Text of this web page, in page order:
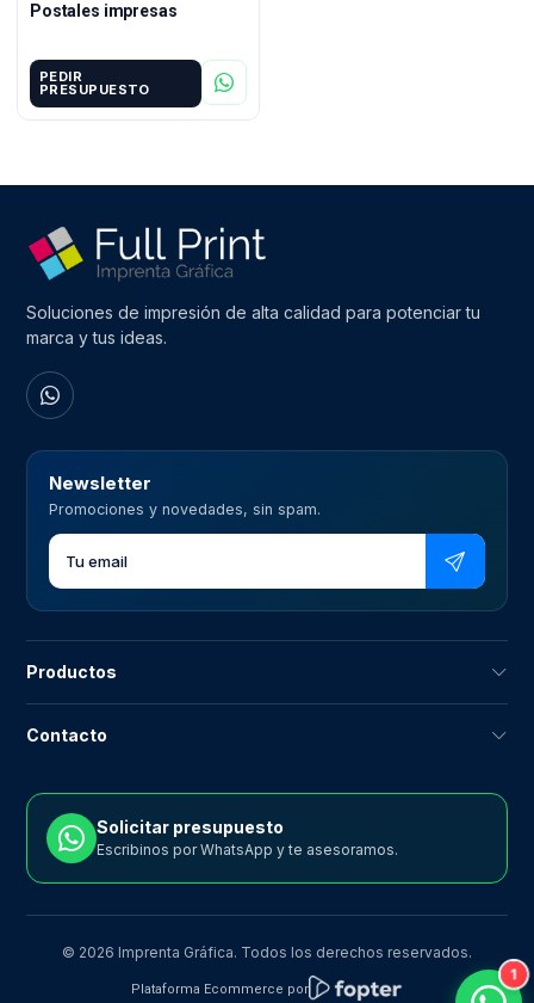
Postales impresas
PEDIR
PRESUPUESTO
Soluciones de impresión de alta calidad para potenciar tu
marca y tus ideas.
Newsletter
Promociones y novedades, sin spam.
Productos
Contacto
Solicitar presupuesto
Escribinos por WhatsApp y te asesoramos.
© 2026 Imprenta Gráfica. Todos los derechos reservados.
Plataforma Ecommerce por
1